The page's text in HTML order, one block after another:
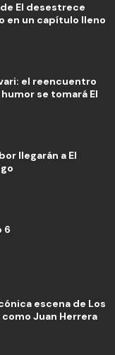
El desestrece
en un capítulo lleno
el reencuentro
se tomará El
llegarán a El
6
escena de Los
Juan Herrera